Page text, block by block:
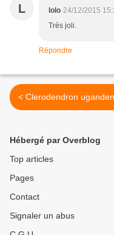
L lolo 24/12/2015
Très joli.
Répondre
< Clerodendron
Hébergé par Overblog
Top articles
Pages
Contact
Signaler un abus